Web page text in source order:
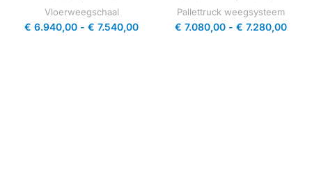
Vloerweegschaal
€ 6.940,00 - € 7.540,00
Pallettruck weegsysteem
€ 7.080,00 - € 7.280,00